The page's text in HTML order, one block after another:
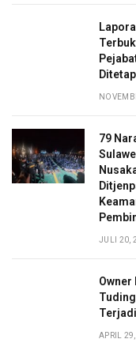
79
JULI 20,
Owner
APRIL